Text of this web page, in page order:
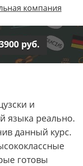
компания
руб.
и
языка реально.
данный курс.
готовы